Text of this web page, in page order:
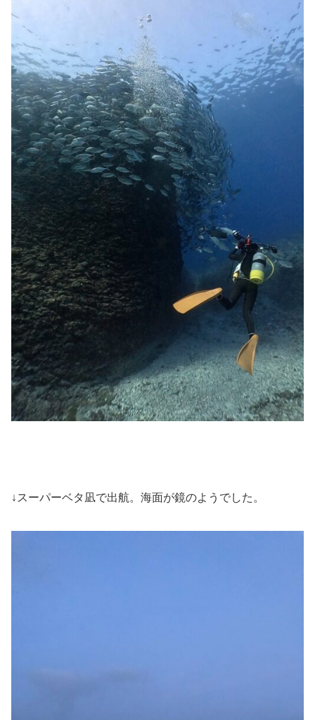
↓スーパーベタ凪で出航。海面が鏡のようでした。